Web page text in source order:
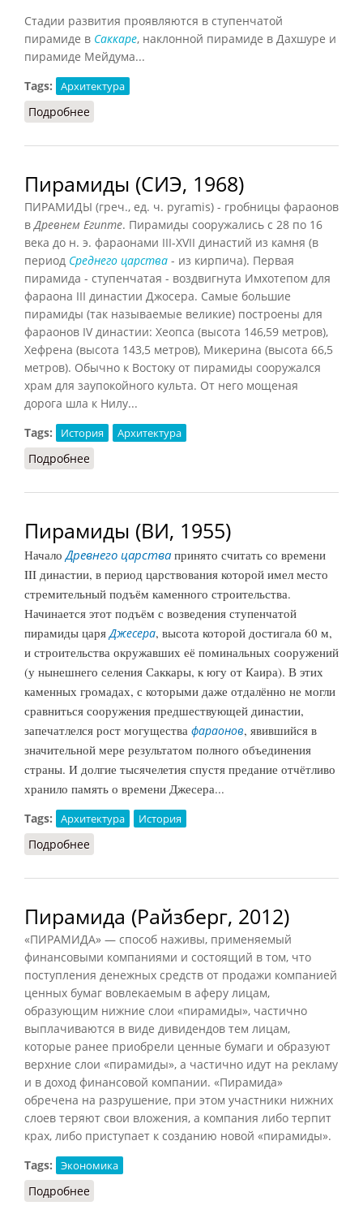
Стадии развития проявляются в ступенчатой
пирамиде в Саккаре, наклонной пирамиде в Дахшуре и
пирамиде Мейдума...
Tags:
Архитектура
Подробнее
Пирамиды (СИЭ, 1968)
ПИРАМИДЫ (греч., ед. ч. pyramis) - гробницы фараонов
в Древнем Египте. Пирамиды сооружались с 28 по 16
века до н. э. фараонами III-XVII династий из камня (в
период Среднего царства - из кирпича). Первая
пирамида - ступенчатая - воздвигнута Имхотепом для
фараона III династии Джосера. Самые большие
пирамиды (так называемые великие) построены для
фараонов IV династии: Хеопса (высота 146,59 метров),
Хефрена (высота 143,5 метров), Микерина (высота 66,5
метров). Обычно к Востоку от пирамиды сооружался
храм для заупокойного культа. От него мощеная
дорога шла к Нилу...
Tags:
История Архитектура
Подробнее
Пирамиды (ВИ, 1955)
Начало Древнего царствапринято считать со времени
III династии, в период царствования которой имел место
стремительный подъём каменного строительства.
Начинается этот подъём с возведения ступенчатой
пирамиды царя Джесера, высота которой достигала 60 м,
и строительства окружавших её поминальных сооружений
(у нынешнего селения Саккары, к югу от Каира). В этих
каменных громадах, с которыми даже отдалённо не могли
сравниться сооружения предшествующей династии,
запечатлелся рост могущества фараонов, явившийся в
значительной мере результатом полного объединения
страны. И долгие тысячелетия спустя предание отчётливо
хранило память о времени Джесера...
Tags: Архитектура История
Подробнее
Пирамида (Райзберг, 2012)
«ПИРАМИДА» — способ наживы, применяемый
финансовыми компаниями и состоящий в том, что
поступления денежных средств от продажи компанией
ценных бумаг вовлекаемым в аферу лицам,
образующим нижние слои «пирамиды», частично
выплачиваются в виде дивидендов тем лицам,
которые ранее приобрели ценные бумаги и образуют
верхние слои «пирамиды», а частично идут на рекламу
и в доход финансовой компании. «Пирамида»
обречена на разрушение, при этом участники нижних
слоев теряют свои вложения, а компания либо терпит
крах, либо приступает к созданию новой «пирамиды».
Tags:
Экономика
Подробнее